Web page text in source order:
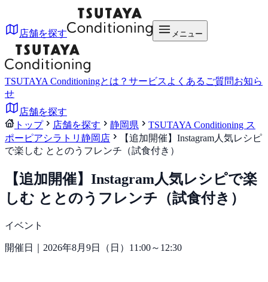
店舗を探す メニュー
TSUTAYA Conditioningとは？ サービス よくあるご質問お知ら
せ
店舗を探す
トップ
店舗を探す 静岡県
TSUTAYA Conditioning ス
ポーピアシラトリ静岡店
【追加開催】Instagram人気レシピ
で楽しむ ととのうフレンチ（試食付き）
【追加開催】Instagram人気レシピで楽
しむ ととのうフレンチ（試食付き）
イベント
開催日｜2026年8月9日（日）11:00～12:30